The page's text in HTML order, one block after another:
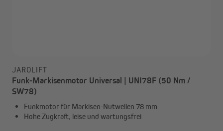
JAROLIFT
Funk-Markisenmotor Universal | UNI78F (50 Nm /
SW78)
Funkmotor für Markisen-Nutwellen 78 mm
Hohe Zugkraft, leise und wartungsfrei